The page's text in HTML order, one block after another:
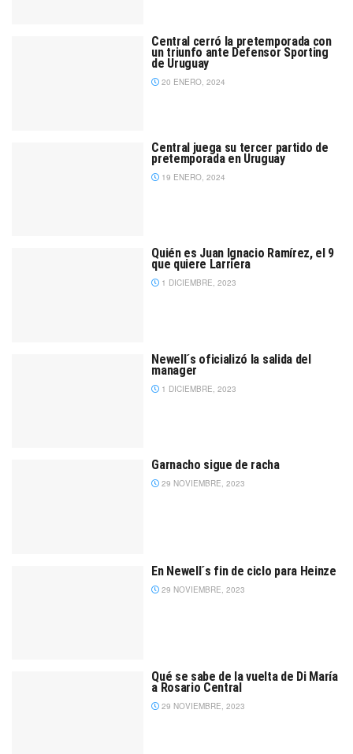
Central cerró la pretemporada con
un triunfo ante Defensor Sporting
de Uruguay
20 ENERO, 2024
Central juega su tercer partido de
pretemporada en Uruguay
19 ENERO, 2024
Quién es Juan Ignacio Ramírez, el 9
que quiere Larriera
1 DICIEMBRE, 2023
Newell´s oficializó la salida del
manager
1 DICIEMBRE, 2023
Garnacho sigue de racha
29 NOVIEMBRE, 2023
En Newell´s fin de ciclo para Heinze
29 NOVIEMBRE, 2023
Qué se sabe de la vuelta de Di María
a Rosario Central
29 NOVIEMBRE, 2023